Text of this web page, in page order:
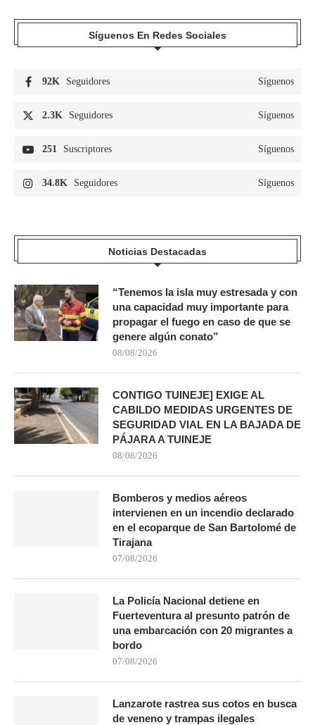
Síguenos En Redes Sociales
92K Seguidores Síguenos
2.3K Seguidores Síguenos
251 Suscriptores Síguenos
34.8K Seguidores Síguenos
Noticias Destacadas
“Tenemos la isla muy estresada y con
una capacidad muy importante para
propagar el fuego en caso de que se
genere algún conato”
08/08/2026
CONTIGO TUINEJE] EXIGE AL
CABILDO MEDIDAS URGENTES DE
SEGURIDAD VIAL EN LA BAJADA DE
PÁJARA A TUINEJE
08/08/2026
Bomberos y medios aéreos
intervienen en un incendio declarado
en el ecoparque de San Bartolomé de
Tirajana
07/08/2026
La Policía Nacional detiene en
Fuerteventura al presunto patrón de
una embarcación con 20 migrantes a
bordo
07/08/2026
Lanzarote rastrea sus cotos en busca
de veneno y trampas ilegales